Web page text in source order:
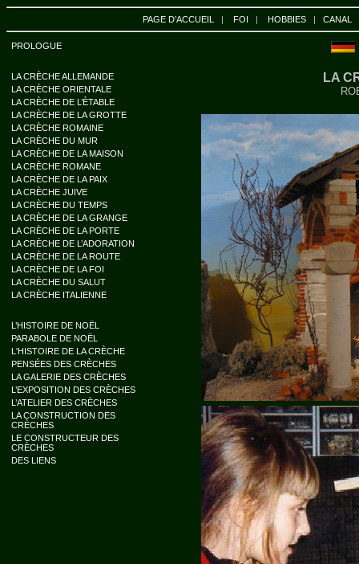
PAGE D’ACCUEIL | FOI | HOBBIES | CANAL
PROLOGUE
LA CRÈCHE ALLEMANDE
LA CRÈCHE ORIENTALE
LA CRÈCHE DE L’ÈTABLE
LA CRÈCHE DE LA GROTTE
LA CRÈCHE ROMAINE
LA CRÈCHE DU MUR
LA CRÈCHE DE LA MAISON
LA CRÈCHE ROMANE
LA CRÈCHE DE LA PAIX
LA CRÈCHE JUIVE
LA CRÈCHE DU TEMPS
LA CRÈCHE DE LA GRANGE
LA CRÈCHE DE LA PORTE
LA CRÈCHE DE L’ADORATION
LA CRÈCHE DE LA ROUTE
LA CRÈCHE DE LA FOI
LA CRÈCHE DU SALUT
LA CRÈCHE ITALIENNE
L’HISTOIRE DE NOËL
PARABOLE DE NOËL
L'HISTOIRE DE LA CRÈCHE
PENSÉES DES CRÈCHES
LA GALERIE DES CRÈCHES
L’EXPOSITION DES CRÈCHES
L’ATELIER DES CRÈCHES
LA CONSTRUCTION DES
CRÈCHES
LE CONSTRUCTEUR DES
CRÈCHES
DES LIENS
LA